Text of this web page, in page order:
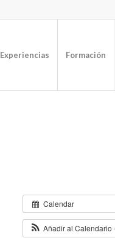
Experiencias Formación
Calendar
Añadir al Calendario